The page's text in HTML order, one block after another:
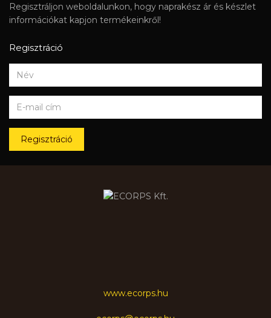
Regisztráljon weboldalunkon, hogy naprakész ár és készlet
információkat kapjon termékeinkről!
Regisztráció
Regisztráció
www.ecorps.hu